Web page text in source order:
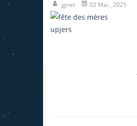
jgnet 02 Mai , 2025